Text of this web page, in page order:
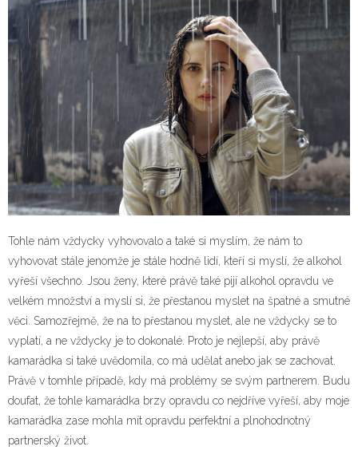
Tohle nám vždycky vyhovovalo a také si myslím, že nám to
vyhovovat stále jenomže je stále hodně lidí, kteří si myslí, že alkohol
vyřeší všechno. Jsou ženy, které právě také pijí alkohol opravdu ve
velkém množství a myslí si, že přestanou myslet na špatné a smutné
věci. Samozřejmě, že na to přestanou myslet, ale ne vždycky se to
vyplatí, a ne vždycky je to dokonalé. Proto je nejlepší, aby právě
kamarádka si také uvědomila, co má udělat anebo jak se zachovat.
Právě v tomhle případě, kdy má problémy se svým partnerem. Budu
doufat, že tohle kamarádka brzy opravdu co nejdříve vyřeší, aby moje
kamarádka zase mohla mít opravdu perfektní a plnohodnotný
partnerský život.